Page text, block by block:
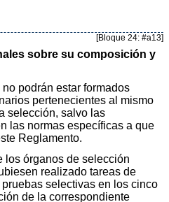
[Bloque 24: #a13]
sobre su composición y
podrán estar formados
pertenecientes al mismo
selección, salvo las
las normas específicas a que
Reglamento.
los órganos de selección
realizado tareas de
selectivas en los cinco
de la correspondiente